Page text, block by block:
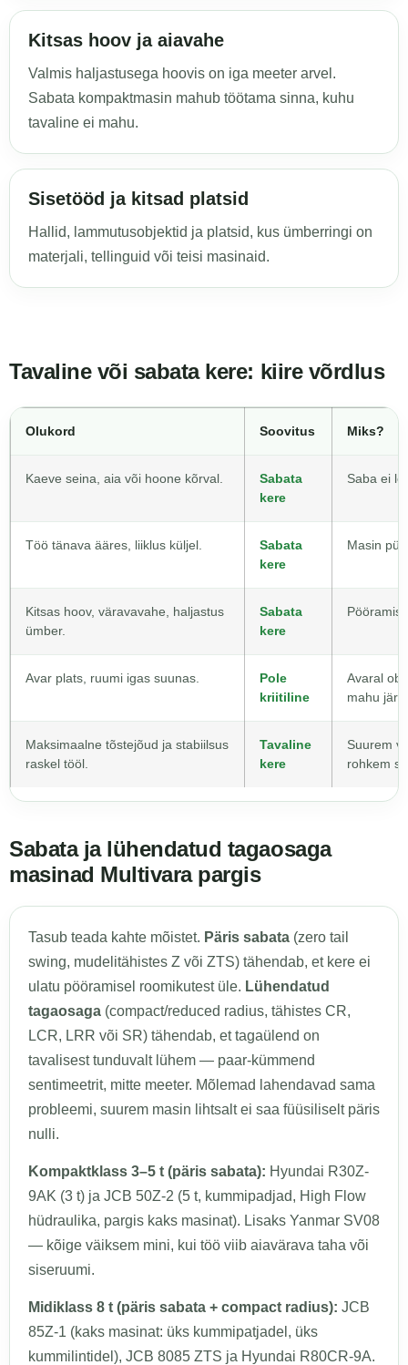
Kitsas hoov ja aiavahe
Valmis haljastusega hoovis on iga meeter arvel.
Sabata kompaktmasin mahub töötama sinna, kuhu
tavaline ei mahu.
Sisetööd ja kitsad platsid
Hallid, lammutusobjektid ja platsid, kus ümberringi on
materjali, tellinguid või teisi masinaid.
Tavaline või sabata kere: kiire võrdlus
Olukord Soovitus Miks?
Kaeve seina, aia või hoone kõrval.
Sabata
kere
Saba ei
Töö tänava ääres, liiklus küljel.
Sabata
kere
Masin
Kitsas hoov, väravavahe, haljastus
ümber.
Sabata
kere
Avar plats, ruumi igas suunas.
Pole
kriitiline
Avaral
mahu
Maksimaalne tõstejõud ja stabiilsus
raskel tööl.
Tavaline
kere
Suurem
rohkem
Sabata ja lühendatud tagaosaga
masinad Multivara pargis
Tasub teada kahte mõistet. Päris sabata (zero tail
swing, mudelitähistes Z või ZTS) tähendab, et kere ei
ulatu pööramisel roomikutest üle. Lühendatud
tagaosaga (compact/reduced radius, tähistes CR,
LCR, LRR või SR) tähendab, et tagaülend on
tavalisest tunduvalt lühem — paar-kümmend
sentimeetrit, mitte meeter. Mõlemad lahendavad sama
probleemi, suurem masin lihtsalt ei saa füüsiliselt päris
nulli.
Kompaktklass 3–5 t (päris sabata): Hyundai R30Z-
9AK (3 t) ja JCB 50Z-2 (5 t, kummipadjad, High Flow
hüdraulika, pargis kaks masinat). Lisaks Yanmar SV08
— kõige väiksem mini, kui töö viib aiavärava taha või
siseruumi.
Midiklass 8 t (päris sabata + compact radius): JCB
85Z-1 (kaks masinat: üks kummipatjadel, üks
kummilintidel), JCB 8085 ZTS ja Hyundai R80CR-9A.